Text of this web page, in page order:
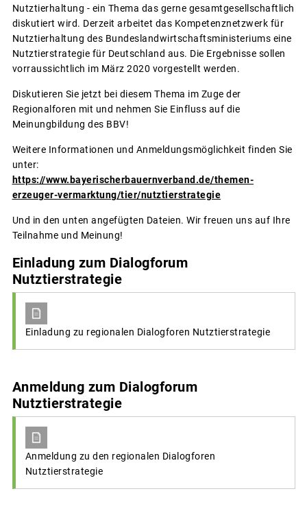
Nutztierhaltung - ein Thema das gerne gesamtgesellschaftlich
diskutiert wird. Derzeit arbeitet das Kompetenznetzwerk für
Nutztierhaltung des Bundeslandwirtschaftsministeriums eine
Nutztierstrategie für Deutschland aus. Die Ergebnisse sollen
vorraussichtlich im März 2020 vorgestellt werden.
Diskutieren Sie jetzt bei diesem Thema im Zuge der
Regionalforen mit und nehmen Sie Einfluss auf die
Meinungbildung des BBV!
Weitere Informationen und Anmeldungsmöglichkeit finden Sie
unter:
https://www.bayerischerbauernverband.de/themen-
erzeuger-vermarktung/tier/nutztierstrategie
Und in den unten angefügten Dateien. Wir freuen uns auf Ihre
Teilnahme und Meinung!
Einladung zum Dialogforum
Nutztierstrategie
Einladung zu regionalen Dialogforen Nutztierstrategie
Anmeldung zum Dialogforum
Nutztierstrategie
Anmeldung zu den regionalen Dialogforen
Nutztierstrategie